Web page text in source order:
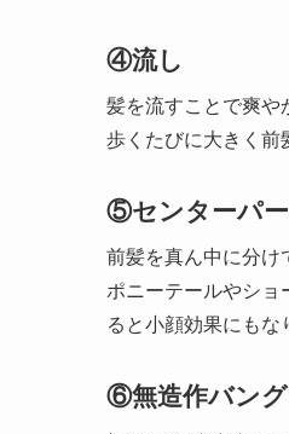
④流し
髪を流すことで爽や
歩くたびに大きく前
⑤センターパー
前髪を真ん中に分け
ポニーテールやショ
ると小顔効果にもな
⑥無造作バング